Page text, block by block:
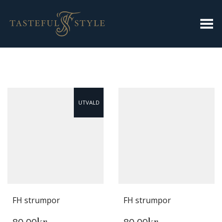
Toggla meny
UTVALD
FH strumpor
FH strumpor